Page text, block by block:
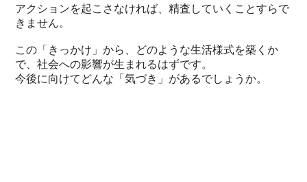
アクションを起こさなければ、精査していくことすらで
きません。
この「きっかけ」から、どのような生活様式を築くか
で、社会への影響が生まれるはずです。
今後に向けてどんな「気づき」があるでしょうか。